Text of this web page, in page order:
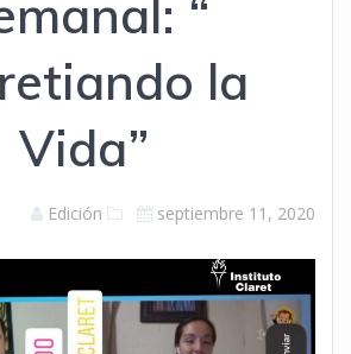
“
la
Vida”
Edición septiembre 11, 2020